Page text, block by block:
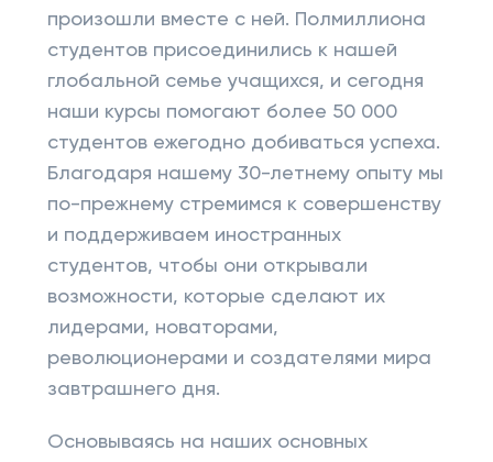
произошли вместе с ней. Полмиллиона
студентов присоединились к нашей
глобальной семье учащихся, и сегодня
наши курсы помогают более 50 000
студентов ежегодно добиваться успеха.
Благодаря нашему 30-летнему опыту мы
по-прежнему стремимся к совершенству
и поддерживаем иностранных
студентов, чтобы они открывали
возможности, которые сделают их
лидерами, новаторами,
революционерами и создателями мира
завтрашнего дня.
Основываясь на наших основных